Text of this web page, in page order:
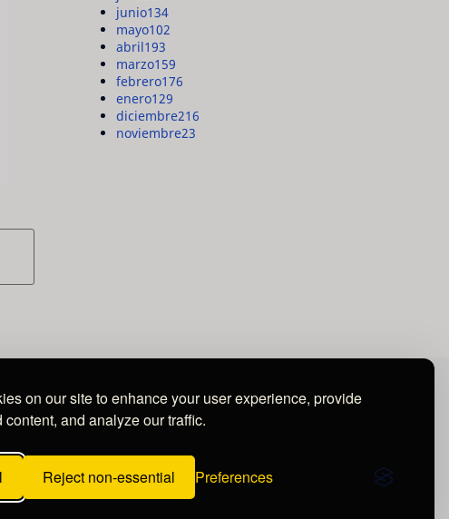
on our site to enhance your user experience, provide
and analyze our traffic.
Reject non-essential Preferences
junio134
mayo102
abril193
marzo159
febrero176
enero129
diciembre216
noviembre23